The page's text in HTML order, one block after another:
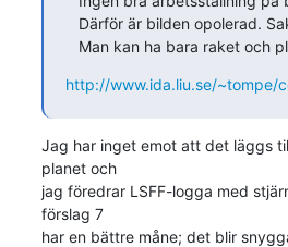
Man kan ha bara raket och
http://www.ida.liu.se/~tompe/
Jag har inget emot att det läggs
planet och
jag föredrar LSFF-logga med
förslag 7
har en bättre måne; det blir